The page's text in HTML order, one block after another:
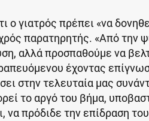
ο γιατρός πρέπει «να
παρατηρητής. «Από την
αλλά προσπαθούμε να
έχοντας
στην τελευταία μας
το αργό του βήμα,
να πρόδιδε την επίδραση